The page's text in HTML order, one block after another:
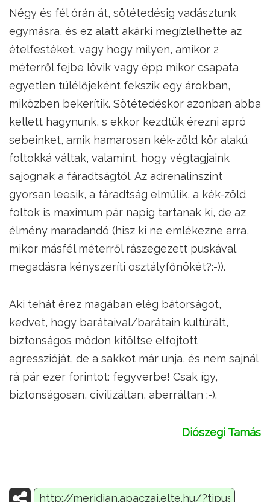
Négy és fél órán át, sötétedésig vadásztunk
egymásra, és ez alatt akárki megízlelhette az
ételfestéket, vagy hogy milyen, amikor 2
méterről fejbe lövik vagy épp mikor csapata
egyetlen túlélőjeként fekszik egy árokban,
miközben bekerítik. Sötétedéskor azonban abba
kellett hagynunk, s ekkor kezdtük érezni apró
sebeinket, amik hamarosan kék-zöld kör alakú
foltokká váltak, valamint, hogy végtagjaink
sajognak a fáradtságtól. Az adrenalinszint
gyorsan leesik, a fáradtság elmúlik, a kék-zöld
foltok is maximum pár napig tartanak ki, de az
élmény maradandó (hisz ki ne emlékezne arra,
mikor másfél méterről rászegezett puskával
megadásra kényszeríti osztályfőnökét?:-)).
Aki tehát érez magában elég bátorságot,
kedvet, hogy barátaival/barátain kultúrált,
biztonságos módon kitöltse elfojtott
agresszióját, de a sakkot már unja, és nem sajnál
rá pár ezer forintot: fegyverbe! Csak így,
biztonságosan, civilizáltan, aberráltan :-).
Diószegi Tamás